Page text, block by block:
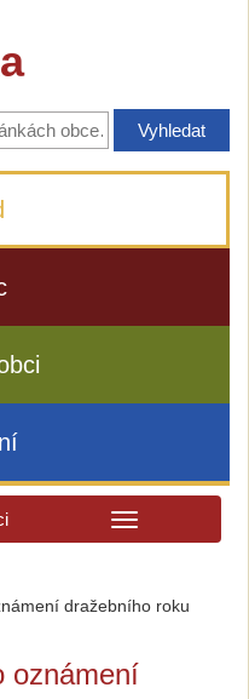
dražebního roku
oznámení